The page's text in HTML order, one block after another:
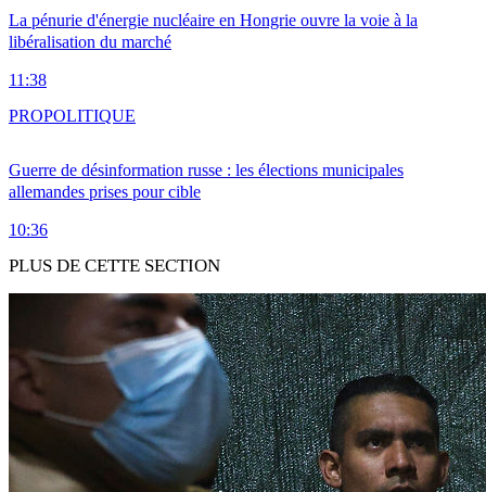
La pénurie d'énergie nucléaire en Hongrie ouvre la voie à la
libéralisation du marché
11:38
Guerre de désinformation russe : les élections municipales
allemandes prises pour cible
10:36
PROPOLITIQUE
PLUS DE CETTE SECTION